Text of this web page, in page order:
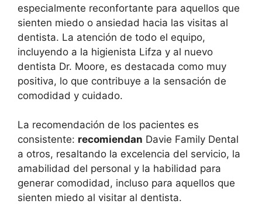
especialmente reconfortante para aquellos que
sienten miedo o ansiedad hacia las visitas al
dentista. La atención de todo el equipo,
incluyendo a la higienista Lifza y al nuevo
dentista Dr. Moore, es destacada como muy
positiva, lo que contribuye a la sensación de
comodidad y cuidado.
La recomendación de los pacientes es
consistente: recomiendan Davie Family Dental
a otros, resaltando la excelencia del servicio, la
amabilidad del personal y la habilidad para
generar comodidad, incluso para aquellos que
sienten miedo al visitar al dentista.